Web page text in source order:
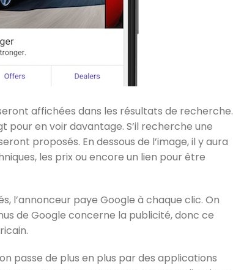
affichées dans les résultats de recherche.
pour en voir davantage. S’il recherche une
proposés. En dessous de l’image, il y aura
les prix ou encore un lien pour être
l’annonceur paye Google à chaque clic. On
de Google concerne la publicité, donc ce
passe de plus en plus par des applications